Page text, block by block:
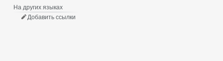
На других языках
Добавить ссылки